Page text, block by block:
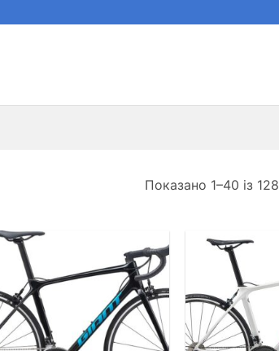
Показано 1–40 із 128